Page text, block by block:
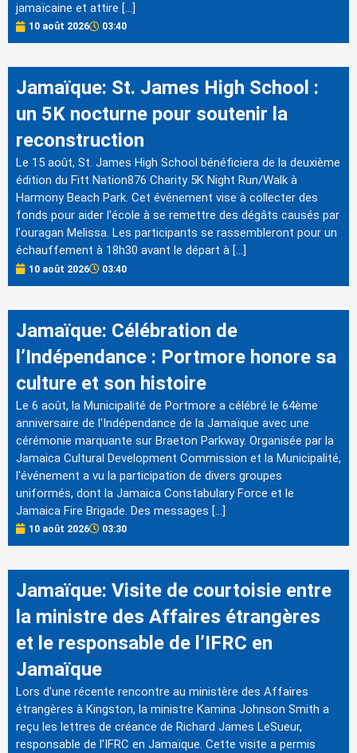
jamaïcaine et attire […]
10 août 2026 03:40
Jamaïque: St. James High School :
un 5K nocturne pour soutenir la
reconstruction
Le 15 août, St. James High School bénéficiera de la deuxième
édition du Fitt Nation876 Charity 5K Night Run/Walk à
Harmony Beach Park. Cet événement vise à collecter des
fonds pour aider l'école à se remettre des dégâts causés par
l'ouragan Melissa. Les participants se rassembleront pour un
échauffement à 18h30 avant le départ à […]
10 août 2026 03:40
Jamaïque: Célébration de
l’Indépendance : Portmore honore sa
culture et son histoire
Le 6 août, la Municipalité de Portmore a célébré le 64ème
anniversaire de l'Indépendance de la Jamaïque avec une
cérémonie marquante sur Braeton Parkway. Organisée par la
Jamaica Cultural Development Commission et la Municipalité,
l'événement a vu la participation de divers groupes
uniformés, dont la Jamaica Constabulary Force et le
Jamaica Fire Brigade. Des messages […]
10 août 2026 03:30
Jamaïque: Visite de courtoisie entre
la ministre des Affaires étrangères
et le responsable de l’IFRC en
Jamaïque
Lors d'une récente rencontre au ministère des Affaires
étrangères à Kingston, la ministre Kamina Johnson Smith a
reçu les lettres de créance de Richard James LeSueur,
responsable de l'IFRC en Jamaïque. Cette visite a permis